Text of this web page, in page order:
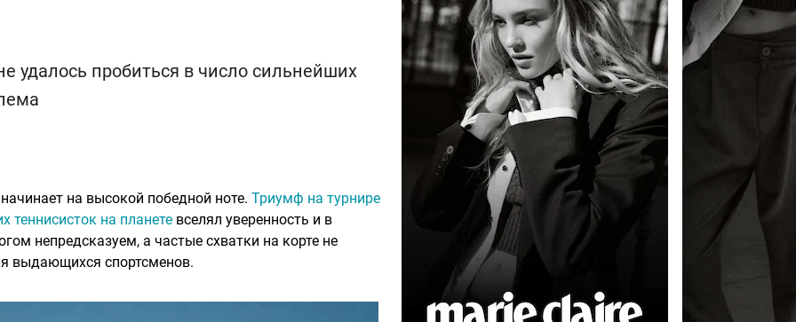
удалось пробиться в число сильнейших
на высокой победной ноте. Триумф на турнире
теннисисток на планете вселял уверенность и в
непредсказуем, а частые схватки на корте не
выдающихся спортсменов.